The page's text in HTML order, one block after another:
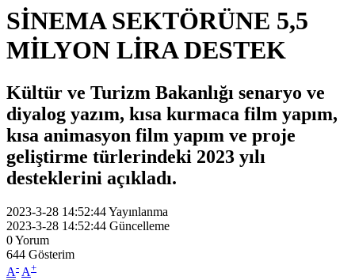
SİNEMA SEKTÖRÜNE 5,5
MİLYON LİRA DESTEK
Kültür ve Turizm Bakanlığı senaryo ve
diyalog yazım, kısa kurmaca film yapım,
kısa animasyon film yapım ve proje
geliştirme türlerindeki 2023 yılı
desteklerini açıkladı.
2023-3-28 14:52:44Yayınlanma
2023-3-28 14:52:44 Güncelleme
0Yorum
644 Gösterim
A- A+